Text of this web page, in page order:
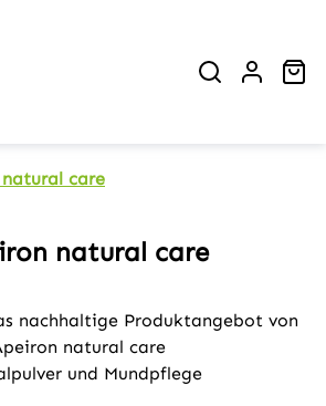
care
natural care
nachhaltige Produktangebot von
natural care
und Mundpflege